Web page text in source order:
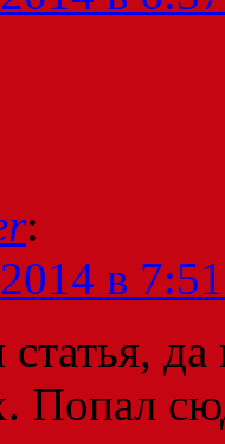
:
в
Попал